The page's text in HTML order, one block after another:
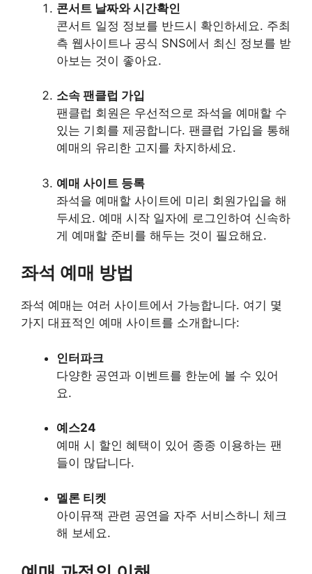
콘서트 날짜와 시간확인
콘서트 일정 정보를 반드시 확인하세요. 주최
측 웹사이트나 공식 SNS에서 최신 정보를 받
아보는 것이 좋아요.
소속 팬클럽 가입
팬클럽 회원은 우선적으로 좌석을 예매할 수
있는 기회를 제공합니다. 팬클럽 가입을 통해
예매의 유리한 고지를 차지하세요.
예매 사이트 등록
좌석을 예매할 사이트에 미리 회원가입을 해
두세요. 예매 시작 일자에 로그인하여 신속하
게 예매할 준비를 해두는 것이 필요해요.
좌석 예매 방법
좌석 예매는 여러 사이트에서 가능합니다. 여기 몇
가지 대표적인 예매 사이트를 소개합니다:
인터파크
다양한 공연과 이벤트를 한눈에 볼 수 있어
요.
예스24
예매 시 할인 혜택이 있어 종종 이용하는 팬
들이 많답니다.
멜론 티켓
아이뮤잭 관련 공연을 자주 서비스하니 체크
해 보세요.